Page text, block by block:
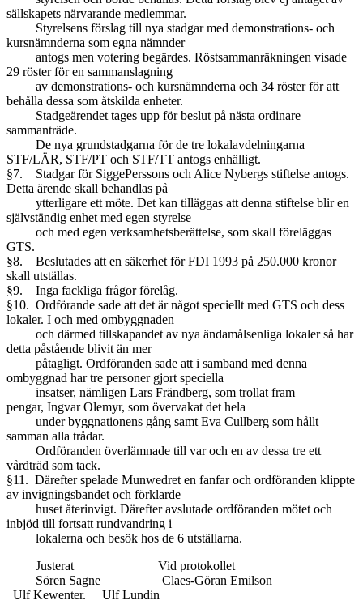
sällskapets närvarande medlemmar.
Styrelsens förslag till nya stadgar med demonstrations- och
kursnämnderna som egna nämnder
antogs men votering begärdes. Röstsammanräkningen visade
29 röster för en sammanslagning
av demonstrations- och kursnämnderna och 34 röster för att
behålla dessa som åtskilda enheter.
Stadgeärendet tages upp för beslut på nästa ordinare
sammanträde.
De nya grundstadgarna för de tre lokalavdelningarna
STF/LÄR, STF/PT och STF/TT antogs enhälligt.
§7. Stadgar för SiggePerssons och Alice Nybergs stiftelse antogs.
Detta ärende skall behandlas på
ytterligare ett möte. Det kan tilläggas att denna stiftelse blir en
självständig enhet med egen styrelse
och med egen verksamhetsberättelse, som skall föreläggas
GTS.
§8. Beslutades att en säkerhet för FDI 1993 på 250.000 kronor
skall utställas.
§9. Inga fackliga frågor förelåg.
§10. Ordförande sade att det är något speciellt med GTS och dess
lokaler. I och med ombyggnaden
och därmed tillskapandet av nya ändamålsenliga lokaler så har
detta påstående blivit än mer
påtagligt. Ordföranden sade att i samband med denna
ombyggnad har tre personer gjort speciella
insatser, nämligen Lars Frändberg, som trollat fram
pengar, Ingvar Olemyr, som övervakat det hela
under byggnationens gång samt Eva Cullberg som hållt
samman alla trådar.
Ordföranden överlämnade till var och en av dessa tre ett
vårdträd som tack.
§11. Därefter spelade Munwedret en fanfar och ordföranden klippte
av invigningsbandet och förklarde
huset återinvigt. Därefter avslutade ordföranden mötet och
inbjöd till fortsatt rundvandring i
lokalerna och besök hos de 6 utställarna.
Justerat Vid protokollet
Sören Sagne Claes-Göran Emilson
Ulf Kewenter. Ulf Lundin